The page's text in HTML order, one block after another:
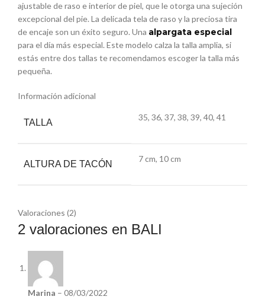
ajustable de raso e interior de piel, que le otorga una sujeción
excepcional del pie. La delicada tela de raso y la preciosa tira
de encaje son un éxito seguro. Una alpargata especial
para el día más especial. Este modelo calza la talla amplia, si
estás entre dos tallas te recomendamos escoger la talla más
pequeña.
Información adicional
TALLA
35, 36, 37, 38, 39, 40, 41
ALTURA DE TACÓN
7 cm, 10 cm
Valoraciones (2)
2 valoraciones en BALI
Marina – 08/03/2022